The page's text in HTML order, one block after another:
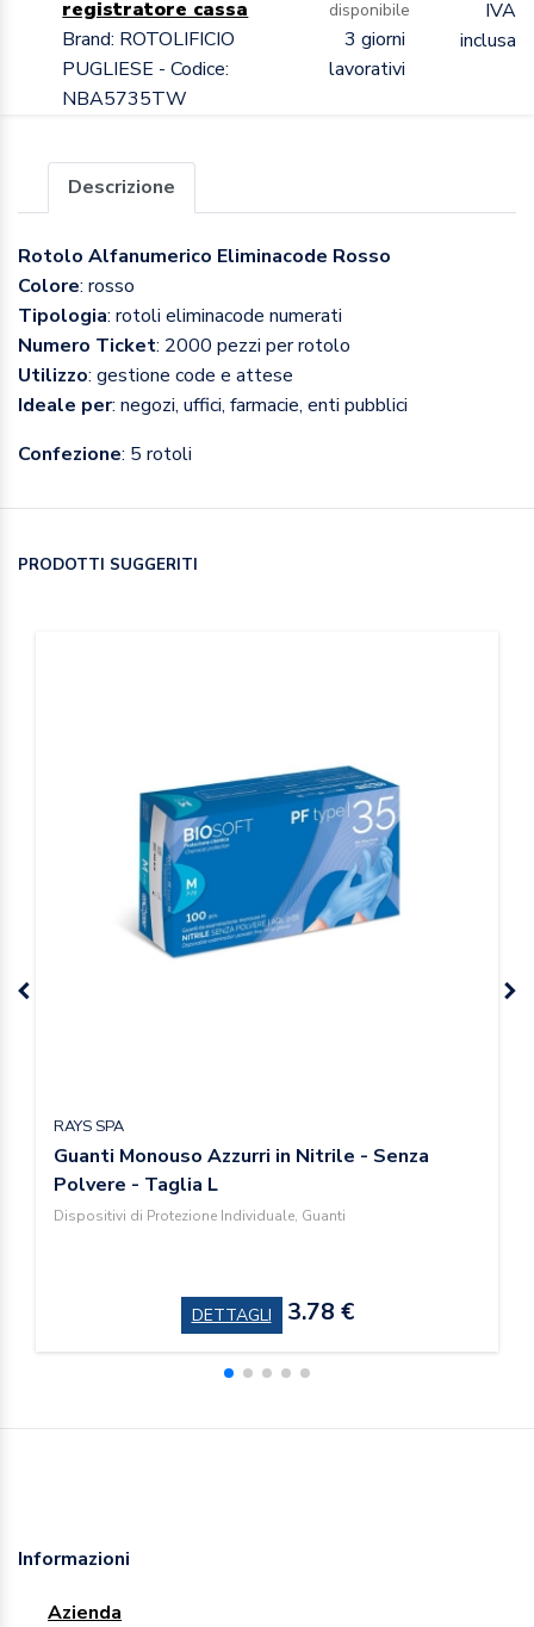
registratore cassa
Brand: ROTOLIFICIO
PUGLIESE - Codice:
NBA5735TW
disponibile
3 giorni
lavorativi
IVA
inclusa
Descrizione
Rotolo Alfanumerico Eliminacode Rosso
Colore: rosso
Tipologia: rotoli eliminacode numerati
Numero Ticket: 2000 pezzi per rotolo
Utilizzo: gestione code e attese
Ideale per: negozi, uffici, farmacie, enti pubblici
Confezione: 5 rotoli
PRODOTTI SUGGERITI
RAYS SPA
Guanti Monouso Azzurri in Nitrile - Senza
Polvere - Taglia L
Dispositivi di Protezione Individuale, Guanti
DETTAGLI 3.78 €
Informazioni
Azienda